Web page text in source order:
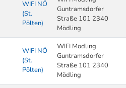
WIFI NÖ
(St.
Pölten)
Guntramsdorfer
Straße 101 2340
Mödling
WIFI NÖ
(St.
Pölten)
WIFI Mödling
Guntramsdorfer
Straße 101 2340
Mödling